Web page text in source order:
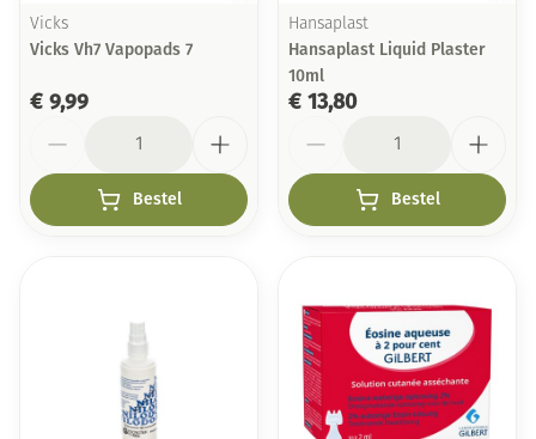
Vicks
Vicks Vh7 Vapopads 7
€ 9,99
Bestel
Hansaplast
Hansaplast Liquid Plaster
10ml
€ 13,80
Bestel